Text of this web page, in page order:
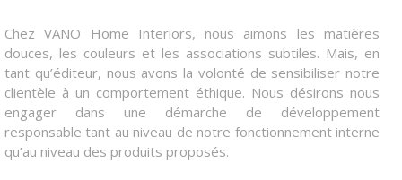
Chez VANO Home Interiors, nous aimons les matières
douces, les couleurs et les associations subtiles. Mais, en
tant qu’éditeur, nous avons la volonté de sensibiliser notre
clientèle à un comportement éthique. Nous désirons nous
engager dans une démarche de développement
responsable tant au niveau de notre fonctionnement interne
qu’au niveau des produits proposés.